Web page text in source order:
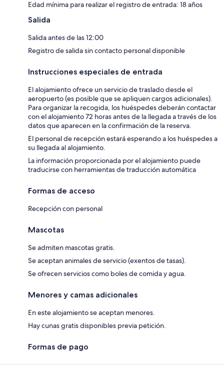
Edad mínima para realizar el registro de entrada: 18 años
Salida
Salida antes de las 12:00
Registro de salida sin contacto personal disponible
Instrucciones especiales de entrada
El alojamiento ofrece un servicio de traslado desde el
aeropuerto (es posible que se apliquen cargos adicionales).
Para organizar la recogida, los huéspedes deberán contactar
con el alojamiento 72 horas antes de la llegada a través de los
datos que aparecen en la confirmación de la reserva.
El personal de recepción estará esperando a los huéspedes a
su llegada al alojamiento.
La información proporcionada por el alojamiento puede
traducirse con herramientas de traducción automática
Formas de acceso
Recepción con personal
Mascotas
Se admiten mascotas gratis.
Se aceptan animales de servicio (exentos de tasas).
Se ofrecen servicios como boles de comida y agua.
Menores y camas adicionales
En este alojamiento se aceptan menores.
Hay cunas gratis disponibles previa petición.
Formas de pago